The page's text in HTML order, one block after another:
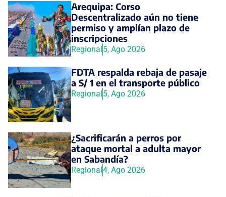
Arequipa: Corso
Descentralizado aún no tiene
permiso y amplían plazo de
inscripciones
Regional5, Ago 2026
FDTA respalda rebaja de pasaje
a S/ 1 en el transporte público
Regional5, Ago 2026
¿Sacrificarán a perros por
ataque mortal a adulta mayor
en Sabandía?
Regional4, Ago 2026